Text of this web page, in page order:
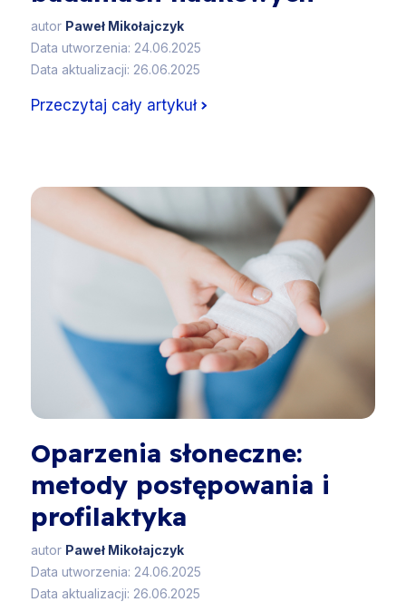
autor Paweł Mikołajczyk
Data utworzenia: 24.06.2025
Data aktualizacji: 26.06.2025
Przeczytaj cały artykuł
Oparzenia słoneczne:
metody postępowania i
profilaktyka
autor Paweł Mikołajczyk
Data utworzenia: 24.06.2025
Data aktualizacji: 26.06.2025